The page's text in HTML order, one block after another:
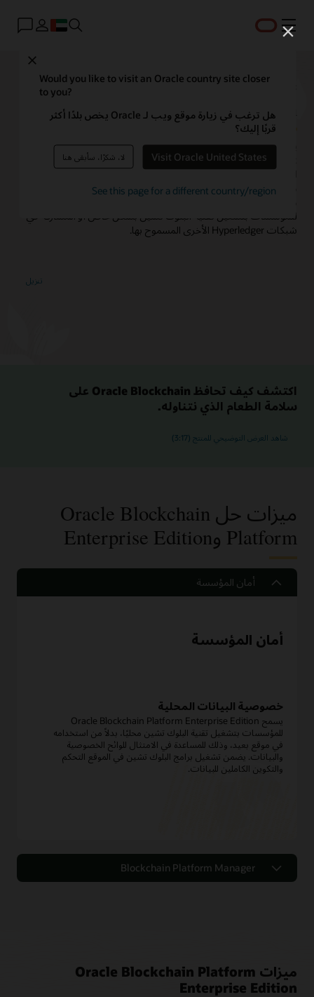
القائمة
Would you like to visit an Oracle country site closer
to you?
هل ترغب في زيارة موقع ويب لـ Oracle يخص بلدًا أكثر
قربًا إليك؟
Visit Oracle United States لا، شكرًا، سأبقى هنا
See this page for a different country/region
تنزيل
Oracle Blockchain Enterprise
Edition
يعتمد Oracle Blockchain Platform، Enterprise Edition على
Hyperledger Fabric مفتوح المصدر، وهو النظام الأساسي الرائد في
المجال لتقنية البلوك تشين للأعمال. توفر تقنية البلوك تشين المُرخصة
محليًا خيارات المرونة وخصوصية البيانات لنشر تقنية البلوك تشين في
للمؤسسات بتشغيل تقنية البلوك تشين بشكل خاص أو المشاركة في
شبكات Hyperledger الأخرى المسموح بها.
اكتشف كيف تحافظ Oracle Blockchain على
سلامة الطعام الذي نتناوله.
شاهد العرض التوضيحي للمنتج (3:17)
ميزات حل Oracle Blockchain
Platform وEnterprise Edition
أمان المؤسسة
أمان المؤسسة
خصوصية البيانات المحلية
يسمح Oracle Blockchain Platform Enterprise Edition
للمؤسسات بتشغيل تقنية البلوك تشين محليًا، بدلاً من استخدامه
في موقع بعيد، وذلك للمساعدة في الامتثال للوائح الخصوصية
والبيانات. يضمن تشغيل برامج البلوك تشين في الموقع التحكم
والتكوين الكاملين للبيانات.
Blockchain Platform Manager
الإعداد والنشر السريعان
ميزات Oracle Blockchain Platform
Enterprise Edition